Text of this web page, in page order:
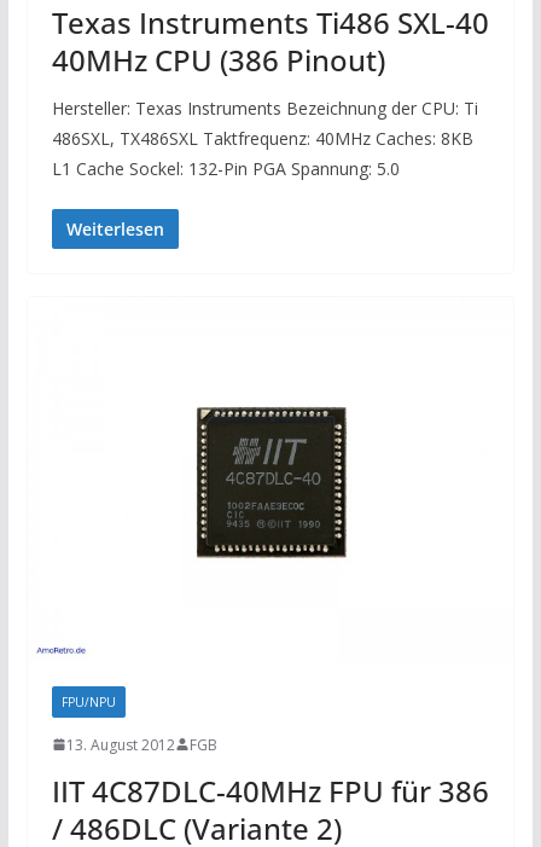
Texas Instruments Ti486 SXL-40
40MHz CPU (386 Pinout)
Hersteller: Texas Instruments Bezeichnung der CPU: Ti
486SXL, TX486SXL Taktfrequenz: 40MHz Caches: 8KB
L1 Cache Sockel: 132-Pin PGA Spannung: 5.0
Weiterlesen
FPU/NPU
13. August 2012 FGB
IIT 4C87DLC-40MHz FPU für 386
/ 486DLC (Variante 2)